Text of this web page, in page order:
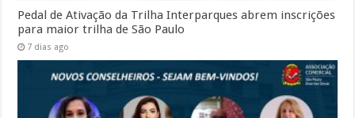
Pedal de Ativação da Trilha Interparques abrem inscrições
para maior trilha de São Paulo
7 dias ago